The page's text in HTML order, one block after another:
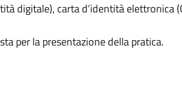
digitale), carta d’identità elettronica
per la presentazione della pratica.